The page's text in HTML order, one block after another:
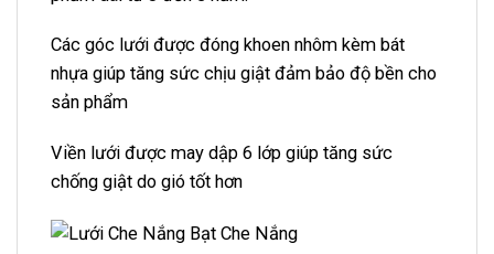
Các góc lưới được đóng khoen nhôm kèm bát
nhựa giúp tăng sức chịu giật đảm bảo độ bền cho
sản phẩm
Viền lưới được may dập 6 lớp giúp tăng sức
chống giật do gió tốt hơn